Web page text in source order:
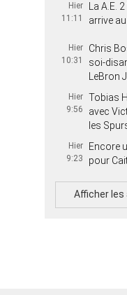
Hier
11:11
La A.E.
arrive
Hier
10:31
Chris
soi-
LeBron
Hier
9:56
Tobias
avec
les
Hier
9:23
Encore
pour
Afficher les